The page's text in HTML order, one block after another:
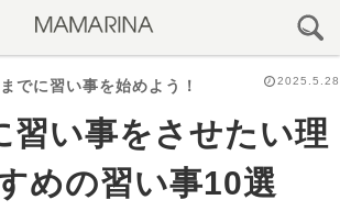
でに習い事を始めよう！ 2025.5.28
習い事をさせたい理
めの習い事10選